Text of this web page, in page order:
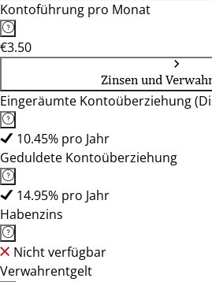
Kontoführung pro Monat
€3.50
Zinsen und
Eingeräumte Kontoüberziehung
10.45% pro Jahr
Geduldete Kontoüberziehung
14.95% pro Jahr
Habenzins
Nicht verfügbar
Verwahrentgelt